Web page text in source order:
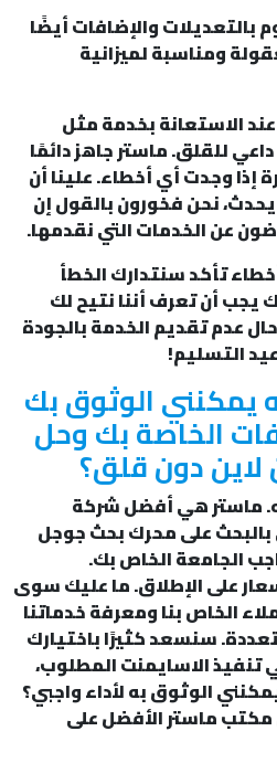
والإضافات أيضًا
ومناسبة لميزانية
الاستعانة بخدمة مثل
للقلق. ماستر جاهز دائمًا
إذا وجدت أي أخطاء. علينا أن
يحدث، نحن فخورون بالقول إن
تأكد سنتدارك الخطأ
أن تعرف أننا نتيح لك
عدم تقديم الخدمة بالجودة
التسليم!
يمكنني الوثوق بك
الخاصة بك وحل
لاين دون قلق؟
ماستر هي أفضل شركة
على محرك بحث جوجل
الجامعة الخاص بك.
على الإطلاق. ما عليك سوى
الخاص بنا ومعرفة خدماتنا
سنسعد كثيرًا باختيارك
تنفيذ الاسايمنت المطلوب،
الوثوق به لأداء واجبي؟
مكتب ماستر الأفضل على